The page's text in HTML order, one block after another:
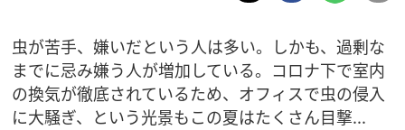
虫が苦手、嫌いだという人は多い。しかも、過剰な
までに忌み嫌う人が増加している。コロナ下で室内
の換気が徹底されているため、オフィスで虫の侵入
に大騒ぎ、という光景もこの夏はたくさん目撃...